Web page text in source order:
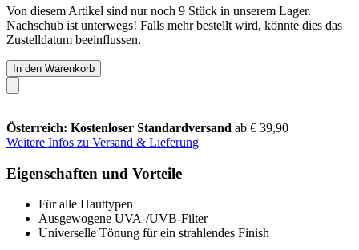
Von diesem Artikel sind nur noch 9 Stück in unserem Lager.
Nachschub ist unterwegs! Falls mehr bestellt wird, könnte dies das
Zustelldatum beeinflussen.
In den Warenkorb
Österreich: Kostenloser Standardversand ab € 39,90
Weitere Infos zu Versand & Lieferung
Eigenschaften und Vorteile
Für alle Hauttypen
Ausgewogene UVA-/UVB-Filter
Universelle Tönung für ein strahlendes Finish